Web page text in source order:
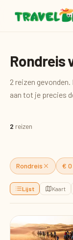
Rondreis
2 reizen
aan tot je precies
2 reizen
Rondreis € 0
Lijst Kaart